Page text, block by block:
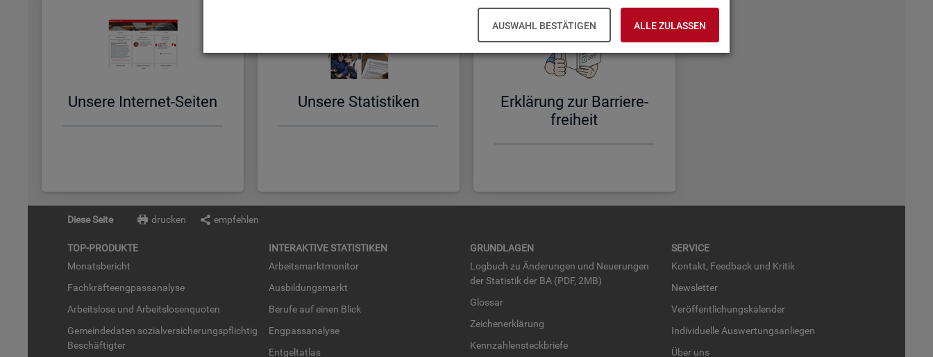
AUSWAHL BESTÄTIGEN ALLE ZULASSEN
Un­se­re In­ter­net-Sei­ten Un­se­re Sta­tis­ti­ken
Er­klä­rung zur Bar­rie­re­
frei­heit
Diese Seite drucken empfehlen
TOP-PRO­DUK­TE
Mo­nats­be­richt
Fach­kräf­te­eng­pass­ana­ly­se
Ar­beits­lo­se und Ar­beits­lo­sen­quo­ten
Ge­mein­de­da­ten so­zi­al­ver­si­che­rungs­pflich­tig
Be­schäf­tig­ter
IN­TER­AK­TI­VE STA­TIS­TI­KEN
Ar­beits­markt­mo­ni­tor
Aus­bil­dungs­markt
Be­ru­fe auf einen Blick
Eng­pass­ana­ly­se
Ent­gel­t­at­las
GRUND­LA­GEN
Log­buch zu Än­de­run­gen und Neue­run­gen
der Sta­tis­tik der BA (PDF, 2MB)
Glos­sar
Zei­chen­er­klä­rung
Kenn­zah­len­steck­brie­fe
SER­VICE
Kon­takt, Feed­back und Kri­tik
News­let­ter
Ver­öf­fent­li­chungs­ka­len­der
In­di­vi­du­el­le Aus­wer­tungs­an­lie­gen
Über uns